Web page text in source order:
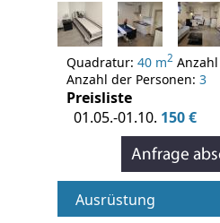
Quadratur: 40 m2
Anzahl der Personen: 3
Preisliste
01.05.-01.10. 150 €
Ausrüstung